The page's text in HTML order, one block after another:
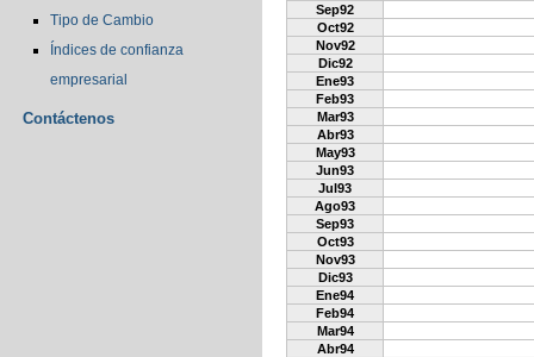
Tipo de Cambio
Índices de confianza
empresarial
Contáctenos
Sep92
Oct92
Nov92
Dic92
Ene93
Feb93
Mar93
Abr93
May93
Jun93
Jul93
Ago93
Sep93
Oct93
Nov93
Dic93
Ene94
Feb94
Mar94
Abr94